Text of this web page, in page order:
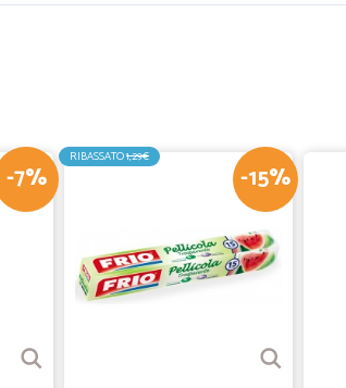
G.
-7% -15%
RIBASSATO1,29€